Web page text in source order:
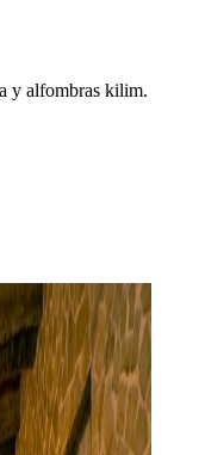
y alfombras kilim.